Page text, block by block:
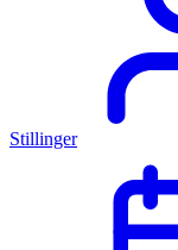
Stillinger